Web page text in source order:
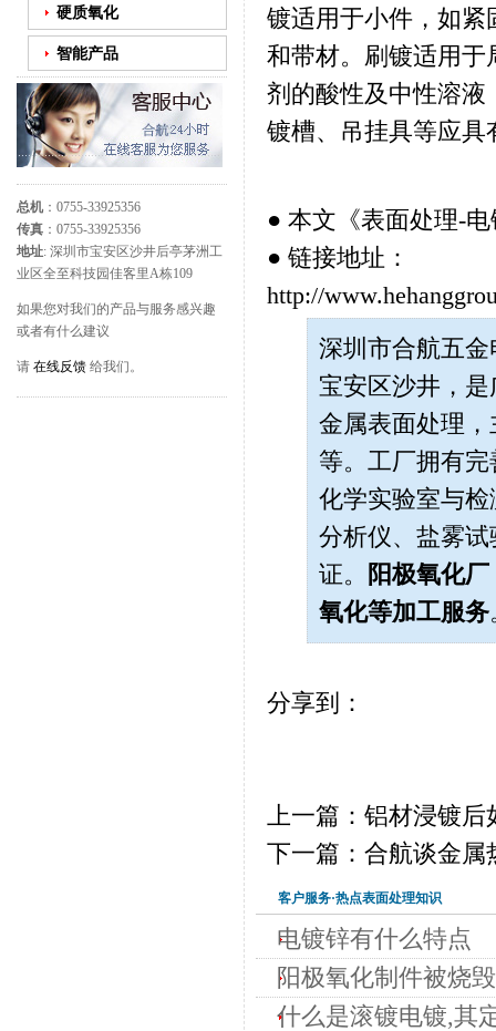
硬质氧化
智能产品
总机 ：0755-33925356
传真 ：0755-33925356
地址: 深圳市宝安区沙井后亭茅洲工
业区全至科技园佳客里A栋109
如果您对我们的产品与服务感兴趣
或者有什么建议
请 在线反馈 给我们。
镀适用于小件，如紧
和带材。刷镀适用于
剂的酸性及中性溶液
镀槽、吊挂具等应
● 本文《表面处理-
● 链接地址：
http://
深圳市合航五金
宝安区沙井，
金属表面处理
等。工厂拥有
化学实验室与检
分析仪、盐雾
证。
阳极氧化厂
氧化等加工服务
分享到：
上一篇：铝材浸镀
下一篇：合航谈金属
客户服务·热点表面处理知识
电镀锌有什么特点
阳极氧化制件被烧
什么是滚镀电镀,其